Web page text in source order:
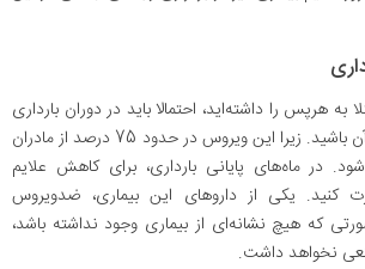
به هرپس را داشته‌اید، احتمالا باید در دوران بارداری
مجددا منتظر بروز علایم آن باشید. زیرا این ویروس در حدود 75 درصد از مادران
در ماه‌های پایانی بارداری، برای کاهش علایم
کنید. یکی از داروهای این بیماری، ضدویروس
که هیچ نشانه‌ای از بیماری وجود نداشته باشد،
نخواهد داشت.